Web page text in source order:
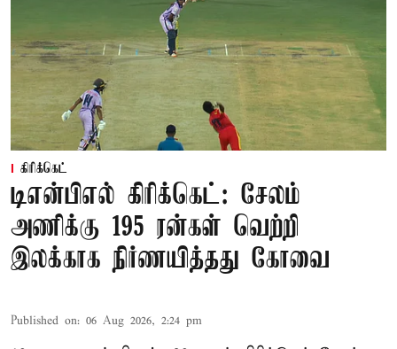
கிரிக்கெட்
டிஎன்பிஎல் கிரிக்கெட்: சேலம்
அணிக்கு 195 ரன்கள் வெற்றி
இலக்காக நிர்ணயித்தது கோவை
Published on: 06 Aug 2026, 2:24 pm